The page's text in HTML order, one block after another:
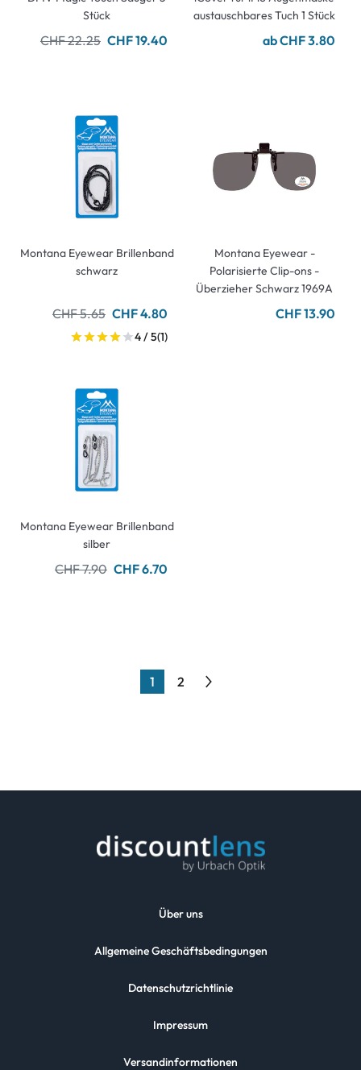
Stück
CHF 22.25 CHF 19.40
austauschbares Tuch 1 Stück
ab CHF 3.80
Montana Eyewear Brillenband
schwarz
CHF 5.65 CHF 4.80
4 / 5(1)
Montana Eyewear -
Polarisierte Clip-ons -
Überzieher Schwarz 1969A
CHF 13.90
Montana Eyewear Brillenband
silber
CHF 7.90 CHF 6.70
1 2
Über uns
Allgemeine Geschäftsbedingungen
Datenschutzrichtlinie
Impressum
Versandinformationen